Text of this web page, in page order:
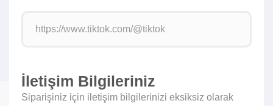
İletişim Bilgileriniz
Siparişiniz için iletişim bilgilerinizi eksiksiz olarak